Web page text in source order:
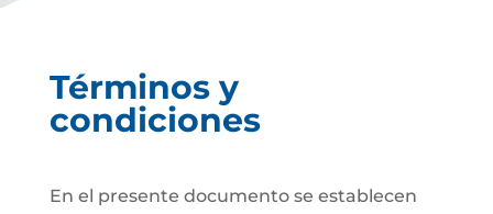
Términos y
condiciones
En el presente documento se establecen